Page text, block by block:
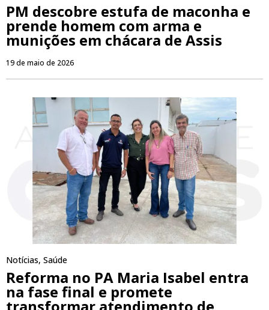
PM descobre estufa de maconha e
prende homem com arma e
munições em chácara de Assis
19 de maio de 2026
Notícias, Saúde
Reforma no PA Maria Isabel entra
na fase final e promete